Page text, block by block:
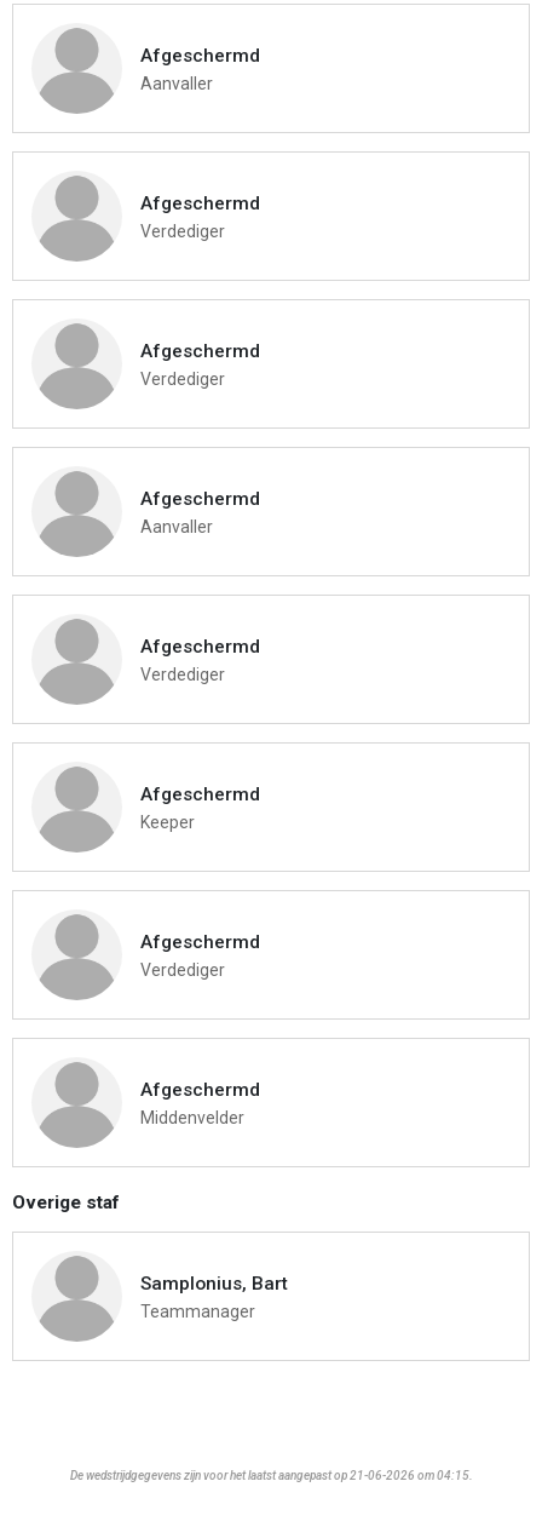
Afgeschermd
Aanvaller
Afgeschermd
Verdediger
Afgeschermd
Verdediger
Afgeschermd
Aanvaller
Afgeschermd
Verdediger
Afgeschermd
Keeper
Afgeschermd
Verdediger
Afgeschermd
Middenvelder
Overige staf
Samplonius, Bart
Teammanager
De wedstrijdgegevens zijn voor het laatst aangepast op 21-06-2026 om 04:15.